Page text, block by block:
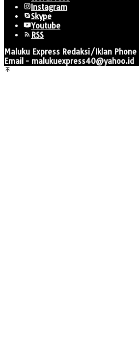
Instagram
Skype
Youtube
RSS
Maluku Express Redaksi/Iklan
Email - malukuexpress40@yahoo.id